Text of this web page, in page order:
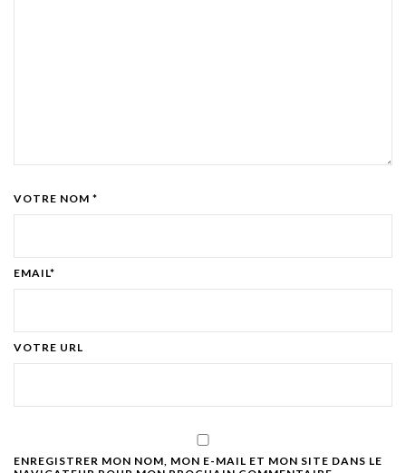
VOTRE NOM *
EMAIL*
VOTRE URL
ENREGISTRER MON NOM, MON E-MAIL ET MON SITE DANS LE